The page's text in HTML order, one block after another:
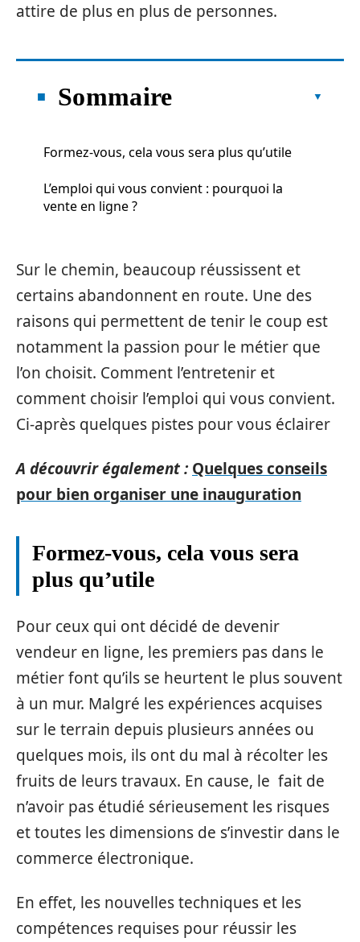
attire de plus en plus de personnes.
Sommaire
Formez-vous, cela vous sera plus qu’utile
L’emploi qui vous convient : pourquoi la
vente en ligne ?
Sur le chemin, beaucoup réussissent et
certains abandonnent en route. Une des
raisons qui permettent de tenir le coup est
notamment la passion pour le métier que
l’on choisit. Comment l’entretenir et
comment choisir l’emploi qui vous convient.
Ci-après quelques pistes pour vous éclairer
A découvrir également : Quelques conseils
pour bien organiser une inauguration
Formez-vous, cela vous sera
plus qu’utile
Pour ceux qui ont décidé de devenir
vendeur en ligne, les premiers pas dans le
métier font qu’ils se heurtent le plus souvent
à un mur. Malgré les expériences acquises
sur le terrain depuis plusieurs années ou
quelques mois, ils ont du mal à récolter les
fruits de leurs travaux. En cause, le fait de
n’avoir pas étudié sérieusement les risques
et toutes les dimensions de s’investir dans le
commerce électronique.
En effet, les nouvelles techniques et les
compétences requises pour réussir les